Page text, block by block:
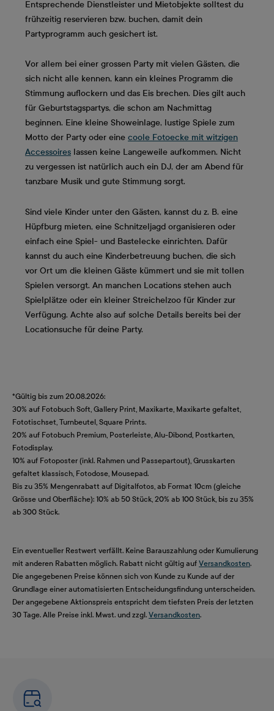
Entsprechende Dienstleister und Mietobjekte solltest du
frühzeitig reservieren bzw. buchen, damit dein
Partyprogramm auch gesichert ist.
Vor allem bei einer grossen Party mit vielen Gästen, die
sich nicht alle kennen, kann ein kleines Programm die
Stimmung auflockern und das Eis brechen. Dies gilt auch
für Geburtstagspartys, die schon am Nachmittag
beginnen. Eine kleine Showeinlage, lustige Spiele zum
Motto der Party oder eine coole Fotoecke mit witzigen
Accessoires lassen keine Langeweile aufkommen. Nicht
zu vergessen ist natürlich auch ein DJ, der am Abend für
tanzbare Musik und gute Stimmung sorgt.
Sind viele Kinder unter den Gästen, kannst du z. B. eine
Hüpfburg mieten, eine Schnitzeljagd organisieren oder
einfach eine Spiel- und Bastelecke einrichten. Dafür
kannst du auch eine Kinderbetreuung buchen, die sich
vor Ort um die kleinen Gäste kümmert und sie mit tollen
Spielen versorgt. An manchen Locations stehen auch
Spielplätze oder ein kleiner Streichelzoo für Kinder zur
Verfügung. Achte also auf solche Details bereits bei der
Locationsuche für deine Party.
*Gültig bis zum 20.08.2026:
30% auf Fotobuch Soft, Gallery Print, Maxikarte, Maxikarte gefaltet,
Fototischset, Turnbeutel, Square Prints.
20% auf Fotobuch Premium, Posterleiste, Alu-Dibond, Postkarten,
Fotodisplay.
10% auf Fotoposter (inkl. Rahmen und Passepartout), Grusskarten
gefaltet klassisch, Fotodose, Mousepad.
Bis zu 35% Mengenrabatt auf Digitalfotos, ab Format 10cm (gleiche
Grösse und Oberfläche): 10% ab 50 Stück, 20% ab 100 Stück, bis zu 35%
ab 300 Stück.
Ein eventueller Restwert verfällt. Keine Barauszahlung oder Kumulierung
mit anderen Rabatten möglich. Rabatt nicht gültig auf Versandkosten.
Die angegebenen Preise können sich von Kunde zu Kunde auf der
Grundlage einer automatisierten Entscheidungsfindung unterscheiden.
Der angegebene Aktionspreis entspricht dem tiefsten Preis der letzten
30 Tage. Alle Preise inkl. Mwst. und zzgl. Versandkosten.